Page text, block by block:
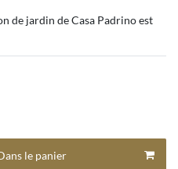
de jardin de Casa Padrino est
le panier